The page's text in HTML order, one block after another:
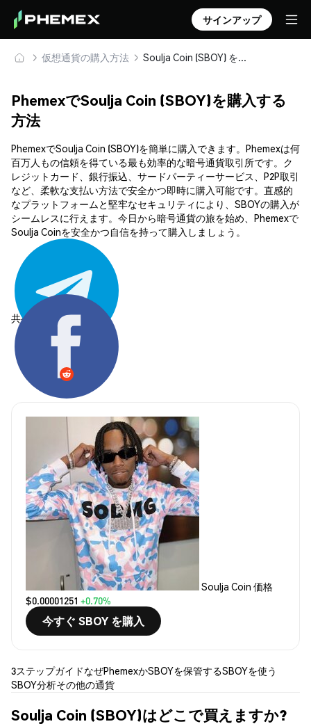
サインアップ
仮想通貨の購入方法 Soulja Coin (SBOY) を安全に購入・保管
PhemexでSoulja Coin (SBOY)を購入する
方法
PhemexでSoulja Coin (SBOY)を簡単に購入できます。Phemexは何
百万人もの信頼を得ている最も効率的な暗号通貨取引所です。ク
レジットカード、銀行振込、サードパーティーサービス、P2P取引
など、柔軟な支払い方法で安全かつ即時に購入可能です。直感的
なプラットフォームと堅牢なセキュリティにより、SBOYの購入が
シームレスに行えます。今日から暗号通貨の旅を始め、Phemexで
Soulja Coinを安全かつ自信を持って購入しましょう。
共有する:
Soulja Coin 価格
$0.00001251 +0.70%
今すぐ SBOY を購入
3ステップガイドなぜPhemexかSBOYを保管するSBOYを使う
SBOY分析その他の通貨
Soulja Coin (SBOY)はどこで買えますか?